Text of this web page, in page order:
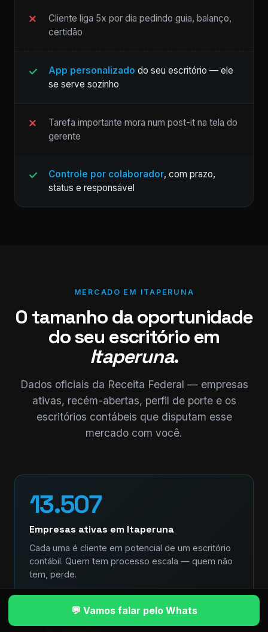
Cliente liga 5x por dia pedindo guia, balanço,
certidão
App personalizado do seu escritório — ele
se serve sozinho
Tarefa importante mora num post-it na tela do
gerente
Controle por colaborador, com prazo,
status e responsável
MERCADO EM ITAPERUNA
O tamanho da oportunidade
do seu escritório em
Itaperuna.
Dados oficiais da Receita Federal — empresas
ativas, recém-abertas, perfil de porte e os
escritórios contábeis que disputam esse
mercado com você.
13.507
Empresas ativas em Itaperuna
Cada uma é cliente em potencial de um escritório
contábil. Quem tem processo escala — quem não
tem, perde.
💬 Vamos falar pelo Whats